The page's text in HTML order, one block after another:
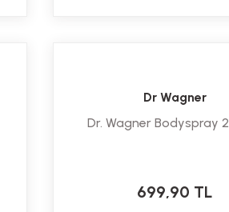
Dr Wagner
Dr. Wagner Bodyspray
699,90 TL